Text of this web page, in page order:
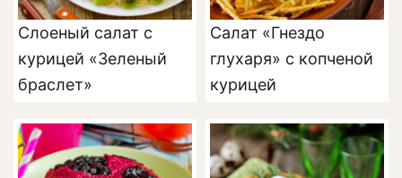
Слоеный салат с
курицей «Зеленый
браслет»
Салат «Гнездо
глухаря» с копченой
курицей